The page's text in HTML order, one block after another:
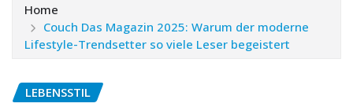
Home
Couch Das Magazin 2025: Warum der moderne
Lifestyle-Trendsetter so viele Leser begeistert
LEBENSSTIL